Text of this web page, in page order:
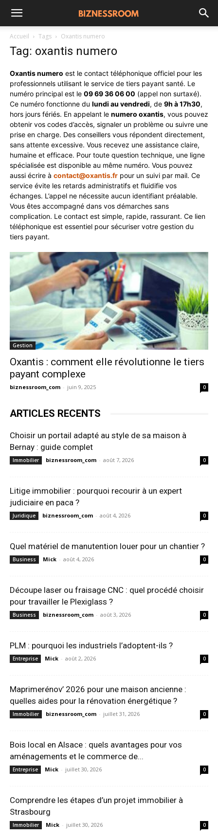
Accueil Tags Oxantis numero
Tag: oxantis numero
Oxantis numero est le contact téléphonique officiel pour les
professionnels utilisant le service de tiers payant santé. Le
numéro principal est le 09 69 36 06 00 (appel non surtaxé).
Ce numéro fonctionne du lundi au vendredi, de 9h à 17h30,
hors jours fériés. En appelant le numero oxantis, vous pouvez
obtenir vos codes d’accès, signaler un problème ou suivre une
prise en charge. Des conseillers vous répondent directement,
sans attente excessive. Vous recevez une assistance claire,
humaine et efficace. Pour toute question technique, une ligne
spécialisée est disponible au même numéro. Vous pouvez
aussi écrire à contact@oxantis.fr pour un suivi par mail. Ce
service évite les retards administratifs et fluidifie vos
échanges. L’appel ne nécessite aucun identifiant préalable.
Vous êtes accompagné dans vos démarches sans
complication. Le contact est simple, rapide, rassurant. Ce lien
téléphonique est essentiel pour sécuriser votre gestion du
tiers payant.
Gestion
Oxantis : comment elle révolutionne le tiers
payant complexe
biznessroom_com - juin 9, 2025 0
ARTICLES RECENTS
Choisir un portail adapté au style de sa maison à
Bernay : guide complet
Immobilier biznessroom_com - août 7, 2026 0
Litige immobilier : pourquoi recourir à un expert
judiciaire en paca ?
Juridique biznessroom_com - août 4, 2026 0
Quel matériel de manutention louer pour un chantier ?
Business Mick - août 4, 2026 0
Découpe laser ou fraisage CNC : quel procédé choisir
pour travailler le Plexiglass ?
Business biznessroom_com - août 3, 2026 0
PLM : pourquoi les industriels l’adoptent-ils ?
Entreprise Mick - août 2, 2026 0
Maprimerénov’ 2026 pour une maison ancienne :
quelles aides pour la rénovation énergétique ?
Immobilier biznessroom_com - juillet 31, 2026 0
Bois local en Alsace : quels avantages pour vos
aménagements et le commerce de...
Entreprise Mick - juillet 30, 2026 0
Comprendre les étapes d’un projet immobilier à
Strasbourg
Immobilier Mick - juillet 30, 2026 0